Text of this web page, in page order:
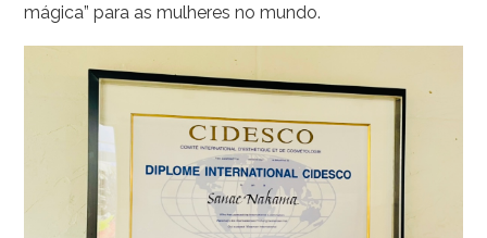
mágica” para as mulheres no mundo.